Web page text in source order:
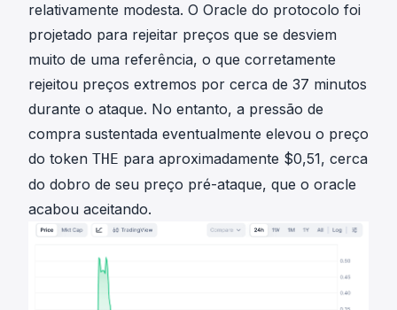
relativamente modesta. O Oracle do protocolo foi
projetado para rejeitar preços que se desviem
muito de uma referência, o que corretamente
rejeitou preços extremos por cerca de 37 minutos
durante o ataque. No entanto, a pressão de
compra sustentada eventualmente elevou o preço
do token THE para aproximadamente $0,51, cerca
do dobro de seu preço pré-ataque, que o oracle
acabou aceitando.